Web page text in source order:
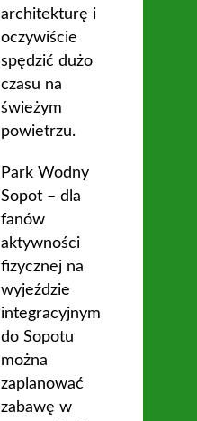
architekturę i
oczywiście
spędzić dużo
czasu na
świeżym
powietrzu.
Park Wodny
Sopot – dla
fanów
aktywności
fizycznej na
wyjeździe
integracyjnym
do Sopotu
można
zaplanować
zabawę w